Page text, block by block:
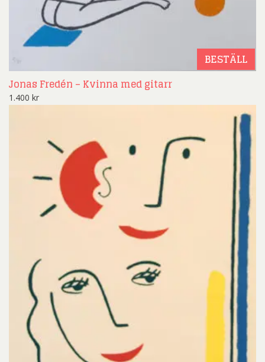
BESTÄLL
Jonas Fredén – Kvinna med gitarr
1.400 kr